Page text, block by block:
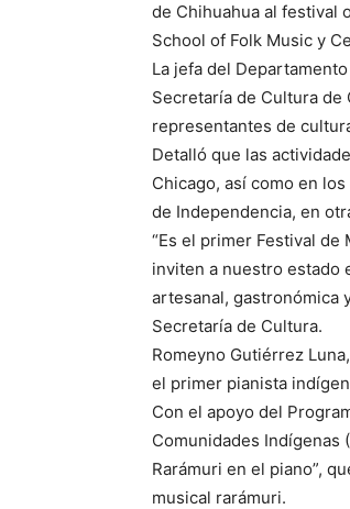
de Chihuahua al festival
School of Folk Music y
La jefa del
Secretaría de Cultura de
representantes de
Detalló que las
Chicago, así como en
de Independencia, en
“Es el primer Festival
inviten a nuestro estado
artesanal, gastronómica
Secretaría de Cultura.
Romeyno Gutiérrez
el primer pianista
Con el apoyo del
Comunidades Indígenas
Rarámuri en el piano”,
musical rarámuri.